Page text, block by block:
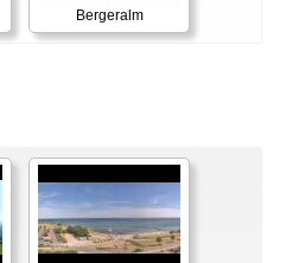
Bergeralm